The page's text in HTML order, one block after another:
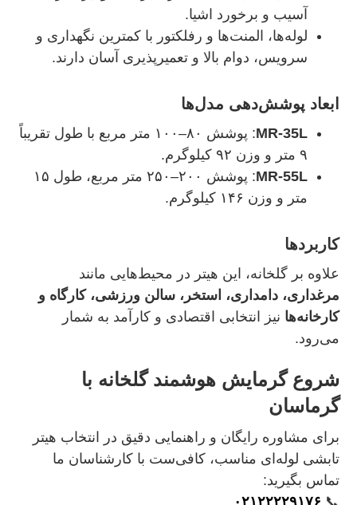
آسیب و برخورد اشیا.
لوله‌ها، المنت‌ها و رفلکتور با کمترین نگهداری و
سرویس، دوام بالا و تعمیرپذیری آسان دارند.
ابعاد پوشش‌دهی مدل‌ها
MR‑35L
: پوشش ۸۰–۱۰۰ متر مربع با طول تقریباً
۹ متر و وزن ۹۲ کیلوگرم.
MR‑55L
: پوشش ۲۰۰–۲۵۰ متر مربع، طول ۱۵
متر و وزن ۱۴۶ کیلوگرم.
کاربردها
علاوه بر گلخانه، این هیتر در محیط‌هایی مانند
مرغداری، دامداری، استخر، سالن ورزشی، کارگاه و
کارخانه‌ها نیز انتخابی اقتصادی و کارآمد به شمار
می‌رود.
شروع گرمایش هوشمند گلخانه با
گرماسان
برای مشاوره رایگان و راهنمایی دقیق در انتخاب هیتر
تابشی لوله‌ای مناسب، کافی‌ست با کارشناسان ما
تماس بگیرید:
📞 ۰۲۱۲۲۲۲۹۱۷۶